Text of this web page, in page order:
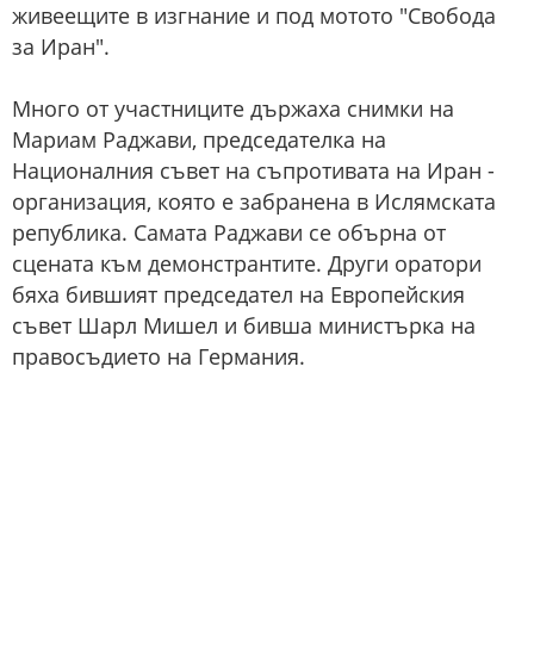
живеещите в изгнание и под мотото "Свобода
за Иран".
Много от участниците държаха снимки на
Мариам Раджави, председателка на
Националния съвет на съпротивата на Иран -
организация, която е забранена в Ислямската
република. Самата Раджави се обърна от
сцената към демонстрантите. Други оратори
бяха бившият председател на Европейския
съвет Шарл Мишел и бивша министърка на
правосъдието на Германия.